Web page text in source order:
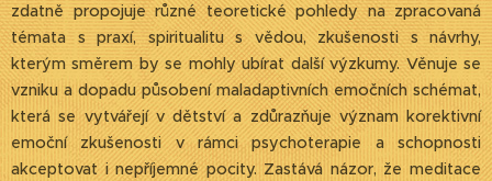
zdatně propojuje různé teoretické pohledy na zpracovaná
témata s praxí, spiritualitu s vědou, zkušenosti s návrhy,
kterým směrem by se mohly ubírat další výzkumy. Věnuje se
vzniku a dopadu působení maladaptivních emočních schémat,
která se vytvářejí v dětství a zdůrazňuje význam korektivní
emoční zkušenosti v rámci psychoterapie a schopnosti
akceptovat i nepříjemné pocity. Zastává názor, že meditace